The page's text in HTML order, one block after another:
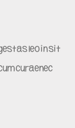
leo in sit
curae nec